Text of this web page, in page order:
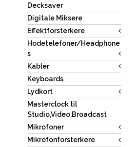
Decksaver
Digitale Miksere
Effektforsterkere
Hodetelefoner/Headphone
s
Kabler
Keyboards
Lydkort
Masterclock til
Studio,Video,Broadcast
Mikrofoner
Mikrofonforsterkere